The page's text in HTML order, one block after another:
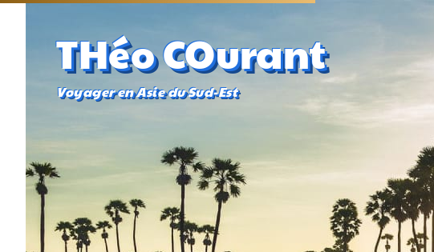
THéo COurant
Voyager en Asie du Sud-Est